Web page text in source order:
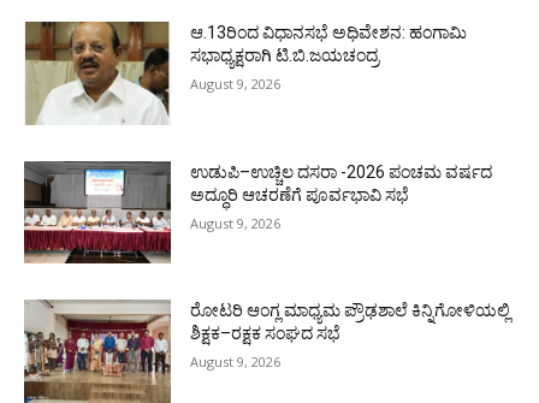
ಆ.13ರಿಂದ ವಿಧಾನಸಭೆ ಅಧಿವೇಶನ: ಹಂಗಾಮಿ
ಸಭಾಧ್ಯಕ್ಷರಾಗಿ ಟಿ.ಬಿ.ಜಯಚಂದ್ರ
August 9, 2026
ಉಡುಪಿ–ಉಚ್ಚಿಲ ದಸರಾ -2026 ಪಂಚಮ ವರ್ಷದ
ಅದ್ಧೂರಿ ಆಚರಣೆಗೆ ಪೂರ್ವಭಾವಿ ಸಭೆ
August 9, 2026
ರೋಟರಿ ಆಂಗ್ಲ ಮಾಧ್ಯಮ ಪ್ರೌಢಶಾಲೆ ಕಿನ್ನಿಗೋಳಿಯಲ್ಲಿ
ಶಿಕ್ಷಕ–ರಕ್ಷಕ ಸಂಘದ ಸಭೆ
August 9, 2026